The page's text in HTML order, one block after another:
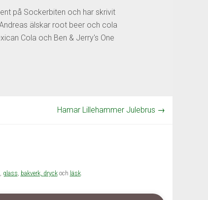
på Sockerbiten och har skrivit
älskar root beer och cola
Cola och Ben & Jerry's One
Hamar Lillehammer Julebrus →
, glass, bakverk, dryckoch läsk.